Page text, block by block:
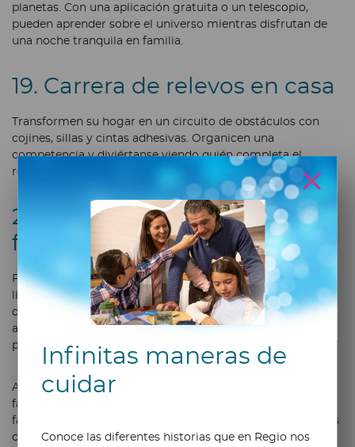
planetas. Con una aplicación gratuita o un telescopio,
pueden aprender sobre el universo mientras disfrutan de
una noche tranquila en familia.
19. Carrera de relevos en casa
Transformen su hogar en un circuito de obstáculos con
cojines, sillas y cintas adhesivas. Organicen una
competencia y diviértanse viendo quién completa el
recorrido en menos tiempo. ¡Ideal para liberar energía!
20. Crear un club de lectura
familiar
Fomentar el amor por la lectura es invaluable. Elijan un
libro en conjunto y lean un capítulo cada semana. Luego,
discutan sobre la historia y compartan sus opiniones. Esta
actividad fortalecerá la comprensión lectora y el
pensamiento crítico.
Ahora sí, ya están listos para pasar horas de diversión en
familia sin tener que gastar una fortuna, ¿creen que nos
faltó alguna otra opción? Compártanla con nosotros en los
comentarios.
Infinitas maneras de
cuidar
Conoce las diferentes historias que en Regio nos